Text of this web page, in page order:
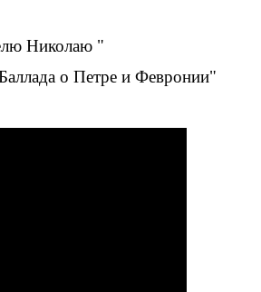
Николаю "
о Петре и Февронии"